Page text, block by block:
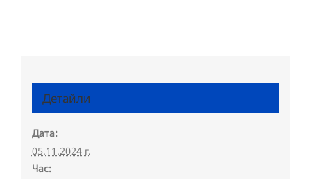
Детайли
Дата:
05.11.2024 г.
Час: